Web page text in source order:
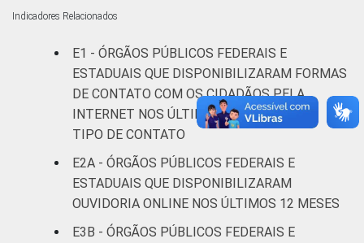
Fonte: CGI.br/NIC.br, Centro Regional de
Sociedade da Informação (Cetic.br),
Pesquisa sobre o uso das tecnologias de
informação e comunicação no setor público
brasileiro – TIC Governo Eletrônico 2021.
Indicadores Relacionados
E1 - ÓRGÃOS PÚBLICOS FEDERAIS E
ESTADUAIS QUE DISPONIBILIZARAM FORMAS
DE CONTATO COM OS CIDADÃOS PELA
INTERNET NOS ÚLTIMOS 12 MESES, POR
TIPO DE CONTATO
E2A - ÓRGÃOS PÚBLICOS FEDERAIS E
ESTADUAIS QUE DISPONIBILIZARAM
OUVIDORIA ONLINE NOS ÚLTIMOS 12 MESES
E3B - ÓRGÃOS PÚBLICOS FEDERAIS E